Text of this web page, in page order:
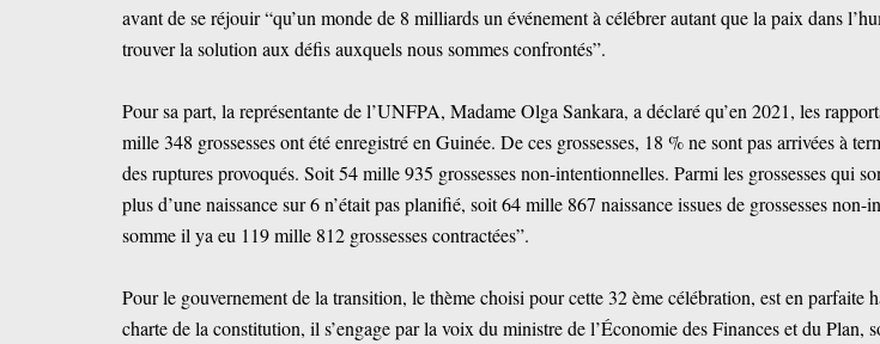
avant de se réjouir “qu’un monde de 8 milliards un événement à célébrer autant que la paix dans
trouver la solution aux défis auxquels nous sommes confrontés”.
Pour sa part, la représentante de l’UNFPA, Madame Olga Sankara, a déclaré qu’en 2021, les
mille 348 grossesses ont été enregistré en Guinée. De ces grossesses, 18 % ne sont pas arrivées à
des ruptures provoqués. Soit 54 mille 935 grossesses non-intentionnelles. Parmi les grossesses qui
plus d’une naissance sur 6 n’était pas planifié, soit 64 mille 867 naissance issues de grossesses non-
somme il ya eu 119 mille 812 grossesses contractées”.
Pour le gouvernement de la transition, le thème choisi pour cette 32 ème célébration, est en parfaite
charte de la constitution, il s’engage par la voix du ministre de l’Économie des Finances et du Plan,